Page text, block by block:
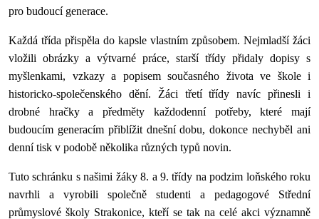
pro budoucí generace.
Každá třída přispěla do kapsle vlastním způsobem. Nejmladší žáci
vložili obrázky a výtvarné práce, starší třídy přidaly dopisy s
myšlenkami, vzkazy a popisem současného života ve škole i
historicko-společenského dění. Žáci třetí třídy navíc přinesli i
drobné hračky a předměty každodenní potřeby, které mají
budoucím generacím přiblížit dnešní dobu, dokonce nechyběl ani
denní tisk v podobě několika různých typů novin.
Tuto schránku s našimi žáky 8. a 9. třídy na podzim loňského roku
navrhli a vyrobili společně studenti a pedagogové Střední
průmyslové školy Strakonice, kteří se tak na celé akci významně